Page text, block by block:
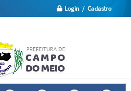
Login / Cadastro